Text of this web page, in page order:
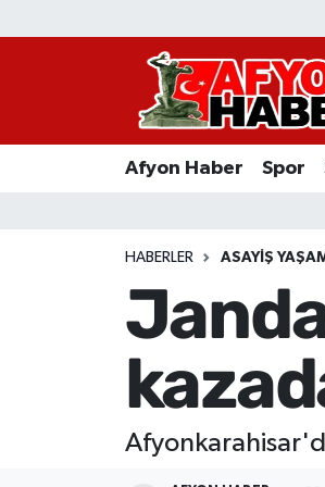
Afyon Haber Spor
HABERLER ASAYIŞ
Afyon Haber
Asayiş Yaşam